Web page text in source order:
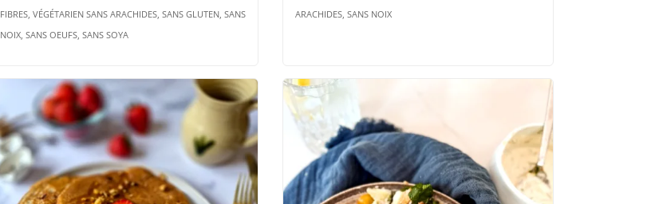
FIBRES, VÉGÉTARIEN SANS ARACHIDES, SANS GLUTEN, SANS
NOIX, SANS OEUFS, SANS SOYA
ARACHIDES, SANS NOIX